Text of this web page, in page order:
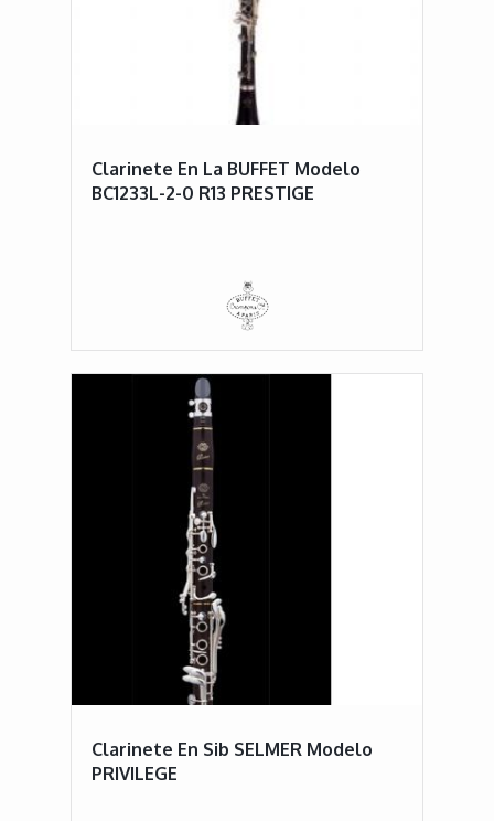
Clarinete En La BUFFET Modelo
BC1233L-2-0 R13 PRESTIGE
Clarinete En Sib SELMER Modelo
PRIVILEGE